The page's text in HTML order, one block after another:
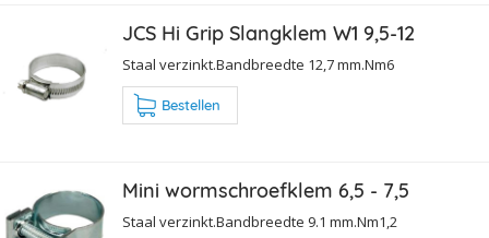
JCS Hi Grip Slangklem W1 9,5-12
Staal verzinkt.Bandbreedte 12,7 mm.Nm6
Bestellen
Mini wormschroefklem 6,5 - 7,5
Staal verzinkt.Bandbreedte 9.1 mm.Nm1,2